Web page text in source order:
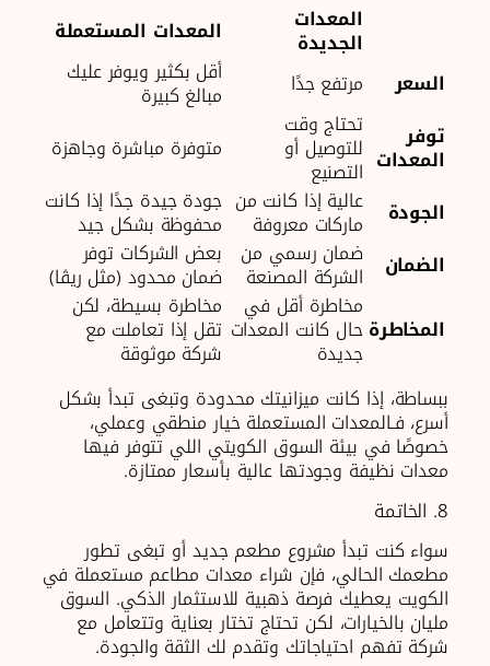
المعدات
الجديدة
المعدات المستعملة
السعر
مرتفع جدًا أقل بكثير ويوفر عليك
مبالغ كبيرة
توفر
المعدات
تحتاج وقت
للتوصيل أو
التصنيع
متوفرة مباشرة وجاهزة
الجودة
عالية إذا كانت من
ماركات معروفة
جودة جيدة جدًا إذا كانت
محفوظة بشكل جيد
الضمان
ضمان رسمي من
الشركة المصنعة
بعض الشركات توفر
ضمان محدود (مثل ريڨا)
المخاطرة
مخاطرة أقل في
حال كانت المعدات
جديدة
مخاطرة بسيطة، لكن
تقل إذا تعاملت مع
شركة موثوقة
ببساطة، إذا كانت ميزانيتك محدودة وتبغى تبدأ بشكل
أسرع، فـالمعدات المستعملة خيار منطقي وعملي،
خصوصًا في بيئة السوق الكويتي اللي تتوفر فيها
معدات نظيفة وجودتها عالية بأسعار ممتازة.
8. الخاتمة
سواء كنت تبدأ مشروع مطعم جديد أو تبغى تطور
مطعمك الحالي، فإن شراء معدات مطاعم مستعملة في
الكويت يعطيك فرصة ذهبية للاستثمار الذكي. السوق
مليان بالخيارات، لكن تحتاج تختار بعناية وتتعامل مع
شركة تفهم احتياجاتك وتقدم لك الثقة والجودة.